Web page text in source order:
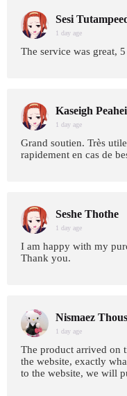
Sesi
1 day age
The service was great, 5
Kaseigh
1 day age
Grand soutien. Très
rapidement en cas de
Seshe Thothe
1 day age
I am happy with my
Thank you.
Nismaez
1 day age
The product arrived on
the website, exactly
to the website, we will